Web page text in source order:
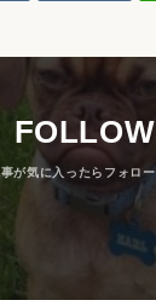
FOLLOW